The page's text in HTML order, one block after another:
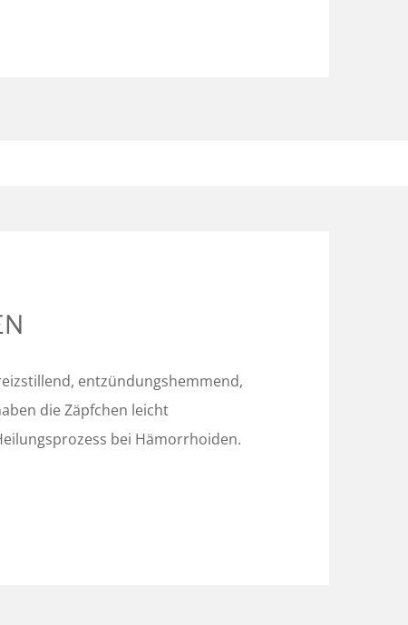
entzündungshemmend,
die Zäpfchen leicht
bei Hämorrhoiden.